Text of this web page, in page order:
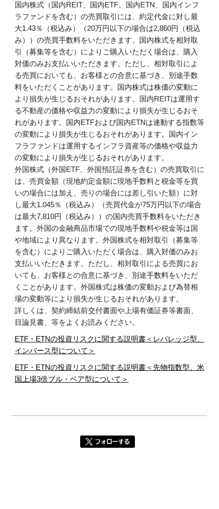
国内株式（国内REIT、国内ETF、国内ETN、国内インフ
ラファンドを含む）の売買取引には、約定代金に対し最
大1.43％（税込み）（20万円以下の場合は2,860円（税込
み））の売買手数料をいただきます。国内株式を相対取
引（募集等を含む）によりご購入いただく場合は、購入
対価のみお支払いいただきます。ただし、相対取引によ
る売買においても、お客様との合意に基づき、別途手数
料をいただくことがあります。国内株式は株価の変動に
より損失が生じるおそれがあります。国内REITは運用す
る不動産の価格や収益力の変動により損失が生じるおそ
れがあります。国内ETFおよび国内ETNは連動する指数等
の変動により損失が生じるおそれがあります。国内イン
フラファンドは運用するインフラ資産等の価格や収益力
の変動により損失が生じるおそれがあります。
外国株式（外国ETF、外国預託証券を含む）の売買取引に
は、売買金額（現地約定金額に現地手数料と税金等を買
いの場合には加え、売りの場合には差し引いた額）に対
し最大1.045％（税込み）（売買代金が75万円以下の場合
は最大7,810円（税込み））の国内売買手数料をいただき
ます。外国の金融商品市場での現地手数料や税金等は国
や地域により異なります。外国株式を相対取引（募集等
を含む）によりご購入いただく場合は、購入対価のみお
支払いいただきます。ただし、相対取引による売買にお
いても、お客様との合意に基づき、別途手数料をいただ
くことがあります。外国株式は株価の変動および為替相
場の変動等により損失が生じるおそれがあります。
詳しくは、契約締結前交付書面や上場有価証券等書面、
目論見書、等をよくお読みください。
ETF・ETNの投資リスクに関する説明書＜レバレッジ型、
インバース型について＞
ETF・ETNの投資リスクに関する説明書＜先物指数型、米
国上場3倍ブル・ベア型について＞